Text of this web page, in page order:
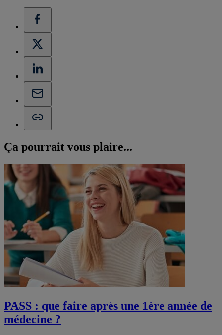
Ça pourrait vous plaire...
PASS : que faire après une 1ère année de
médecine ?